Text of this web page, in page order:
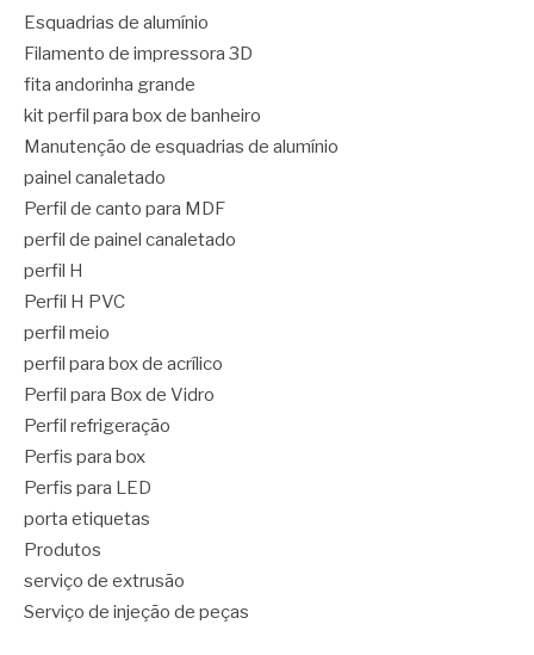
Esquadrias de alumínio
Filamento de impressora 3D
fita andorinha grande
kit perfil para box de banheiro
Manutenção de esquadrias de alumínio
painel canaletado
Perfil de canto para MDF
perfil de painel canaletado
perfil H
Perfil H PVC
perfil meio
perfil para box de acrílico
Perfil para Box de Vidro
Perfil refrigeração
Perfis para box
Perfis para LED
porta etiquetas
Produtos
serviço de extrusão
Serviço de injeção de peças